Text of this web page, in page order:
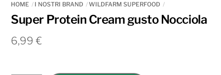
HOME I NOSTRI BRAND WILDFARM SUPERFOOD
Super Protein Cream gusto Nocciola
6,99€